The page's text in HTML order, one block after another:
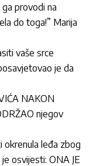
provodi na
do toga!” Marija
vaše srce
je da
NAKON
njegov
okrenula leđa zbog
osvijesti: ONA JE